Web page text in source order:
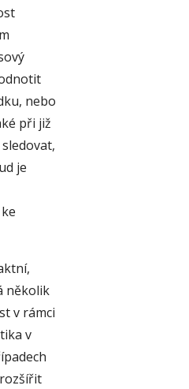
nebo
při již
je
několik
v rámci
v